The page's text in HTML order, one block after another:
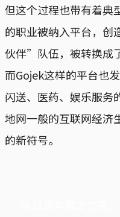
但这个过程也带有着
的职业被纳入平台，
伙伴”队伍，被转换成
而Gojek这样的平台也
闪送、医药、娱乐服
地网一般的互联网经济
的新符号。